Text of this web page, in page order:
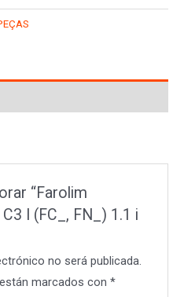
“Farolim
I (FC_, FN_) 1.1 i
no será publicada.
marcados con*